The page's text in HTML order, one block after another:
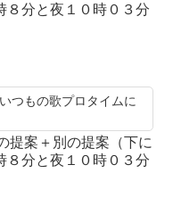
分と夜１０時０３分
つもの歌プロタイムに
提案＋別の提案（下に
分と夜１０時０３分